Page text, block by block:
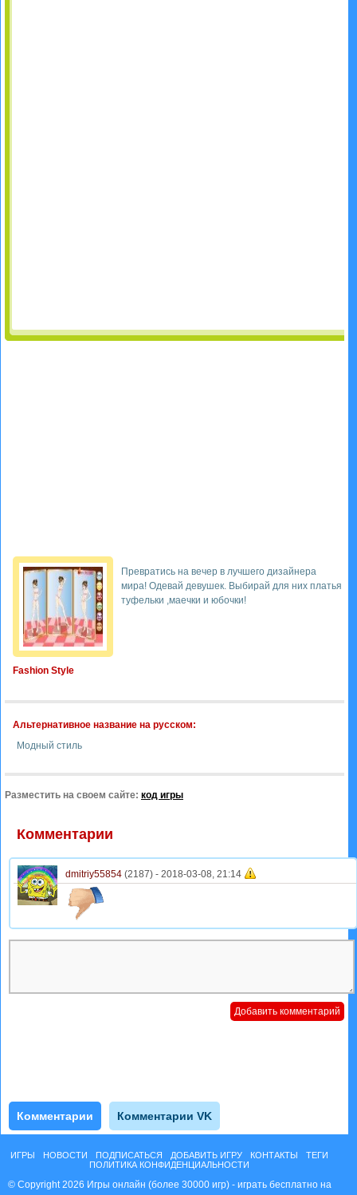
Fashion Style
Превратись на вечер в лучшего дизайнера
мира! Одевай девушек. Выбирай для них платья
туфельки ,маечки и юбочки!
Альтернативное название на русском:
Модный стиль
Разместить на своем сайте: код игры
Комментарии
dmitriy55854 (2187) - 2018-03-08, 21:14
Комментарии Комментарии VK
ИГРЫ НОВОСТИ ПОДПИСАТЬСЯ ДОБАВИТЬ ИГРУ КОНТАКТЫ
ТЕГИ
ПОЛИТИКА КОНФИДЕНЦИАЛЬНОСТИ
© Copyright 2026 Игры онлайн (более 30000 игр) - играть бесплатно на